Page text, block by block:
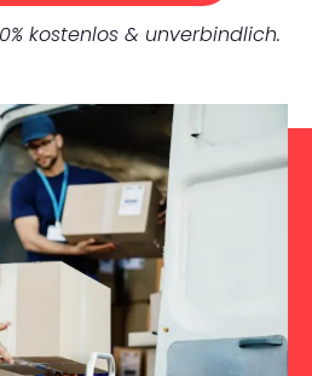
kostenlos & unverbindlich.